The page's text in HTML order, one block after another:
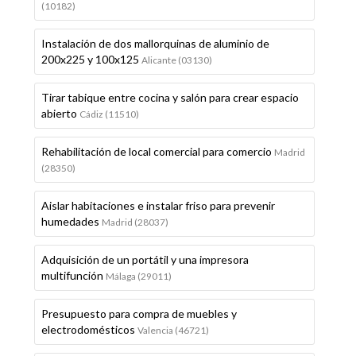
(10182)
Instalación de dos mallorquinas de aluminio de
200x225 y 100x125 Alicante (03130)
Tirar tabique entre cocina y salón para crear espacio
abierto Cádiz (11510)
Rehabilitación de local comercial para comercio Madrid
(28350)
Aislar habitaciones e instalar friso para prevenir
humedades Madrid (28037)
Adquisición de un portátil y una impresora
multifunción Málaga (29011)
Presupuesto para compra de muebles y
electrodomésticos Valencia (46721)